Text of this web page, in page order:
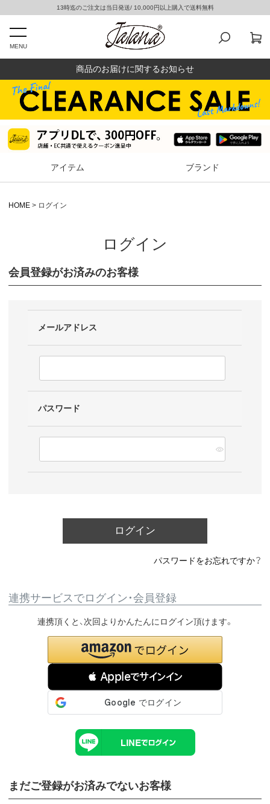
13時迄のご注文は当日発送/ 10,000円以上購入で送料無料
MENU
商品のお届けに関するお知らせ
アイテム ブランド
HOME ログイン
ログイン
会員登録がお済みのお客様
メールアドレス
パスワード
ログイン
パスワードをお忘れですか？
連携サービスでログイン・会員登録
 Appleでサインイン
連携頂くと、次回よりかんたんにログイン頂けます。
まだご登録がお済みでないお客様